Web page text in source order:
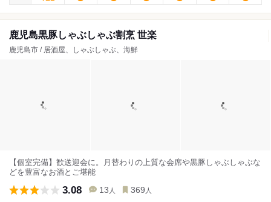
鹿児島黒豚しゃぶしゃぶ割烹 世楽
鹿児島市 / 居酒屋、しゃぶしゃぶ、海鮮
【個室完備】歓送迎会に。月替わりの上質な会席や黒豚しゃぶしゃぶな
どを豊富なお酒とご堪能
3.08 13 人 369 人